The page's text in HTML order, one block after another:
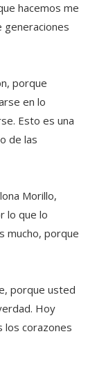
hacemos me
generaciones
porque
en lo
Esto es una
de las
Morillo,
lo que lo
mucho, porque
porque usted
Hoy
los corazones